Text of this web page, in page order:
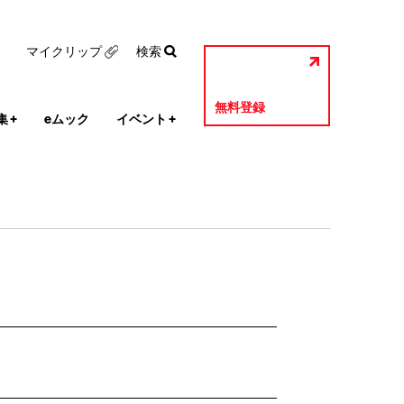
+ eムック イベント +
無料登録
マイクリップ 検索